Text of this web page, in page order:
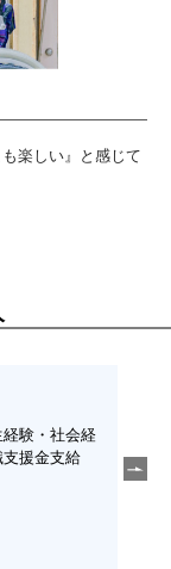
楽しい』と感じて
験・社会経
援金支給
験を
者◆